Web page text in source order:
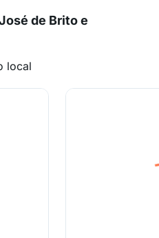
de Brito e
local